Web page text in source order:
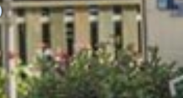
Previous